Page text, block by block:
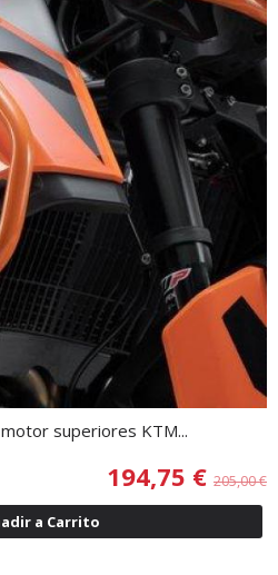
superiores KTM...
194,75 € 205,00 €
a Carrito